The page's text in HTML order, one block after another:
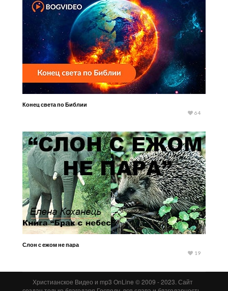
Конец света по Библии
64
Слон с ежом не пара
19
Христианское Видео и mp3 OnLine © 2009 - 2023. Сайт